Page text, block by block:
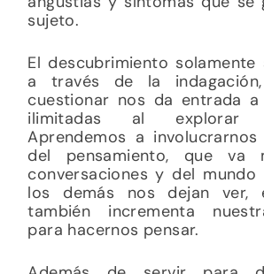
sujeto.
El descubrimiento
a través de la
cuestionar nos da entrada a
ilimitadas al explorar
Aprendemos a
del pensamiento, que va
conversaciones y del mundo
los demás nos dejan ver,
también incrementa
para hacernos pensar.